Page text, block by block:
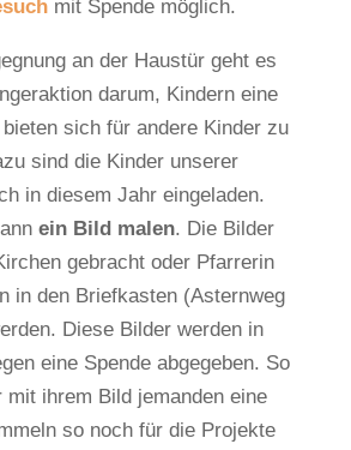
mit Spende möglich.
an der Haustür geht es
darum, Kindern eine
sich für andere Kinder zu
sind die Kinder unserer
in diesem Jahr eingeladen.
ein Bild malen. Die Bilder
gebracht oder Pfarrerin
in den Briefkasten (Asternweg
Diese Bilder werden in
eine Spende abgegeben. So
mit ihrem Bild jemanden eine
so noch für die Projekte